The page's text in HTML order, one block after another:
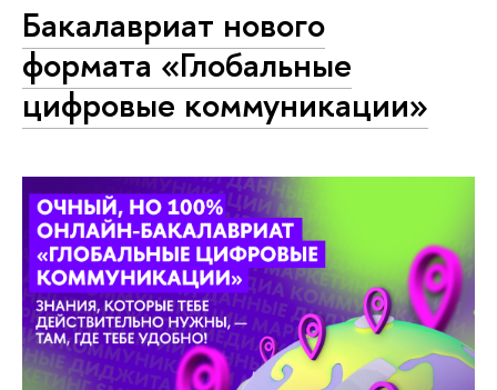
Бакалавриат нового
формата «Глобальные
цифровые коммуникации»